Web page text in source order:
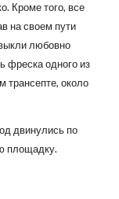
Кроме того, все
на своем пути
любовно
фреска одного из
трансепте, около
двинулись по
площадку.